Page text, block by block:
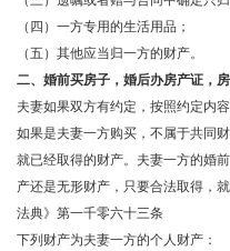
（四）一方专用的生活用品；
（五）其他应当归一方的财产。
二、婚前买房子，婚后办房产证，
夫妻如果双方有约定，按照约定内
如果是夫妻一方购买，不属于共同
就已经取得的财产。夫妻一方的婚
产还是无形财产，只要合法取得，
法典》第一千零六十三条
下列财产为夫妻一方的个人财产：